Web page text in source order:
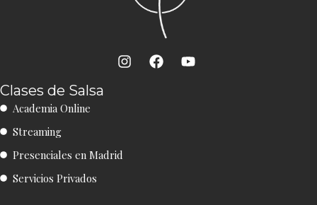
I
n
F
a
Y
o
Clases de Salsa
Academia Online
Streaming
Presenciales en Madrid
Servicios Privados